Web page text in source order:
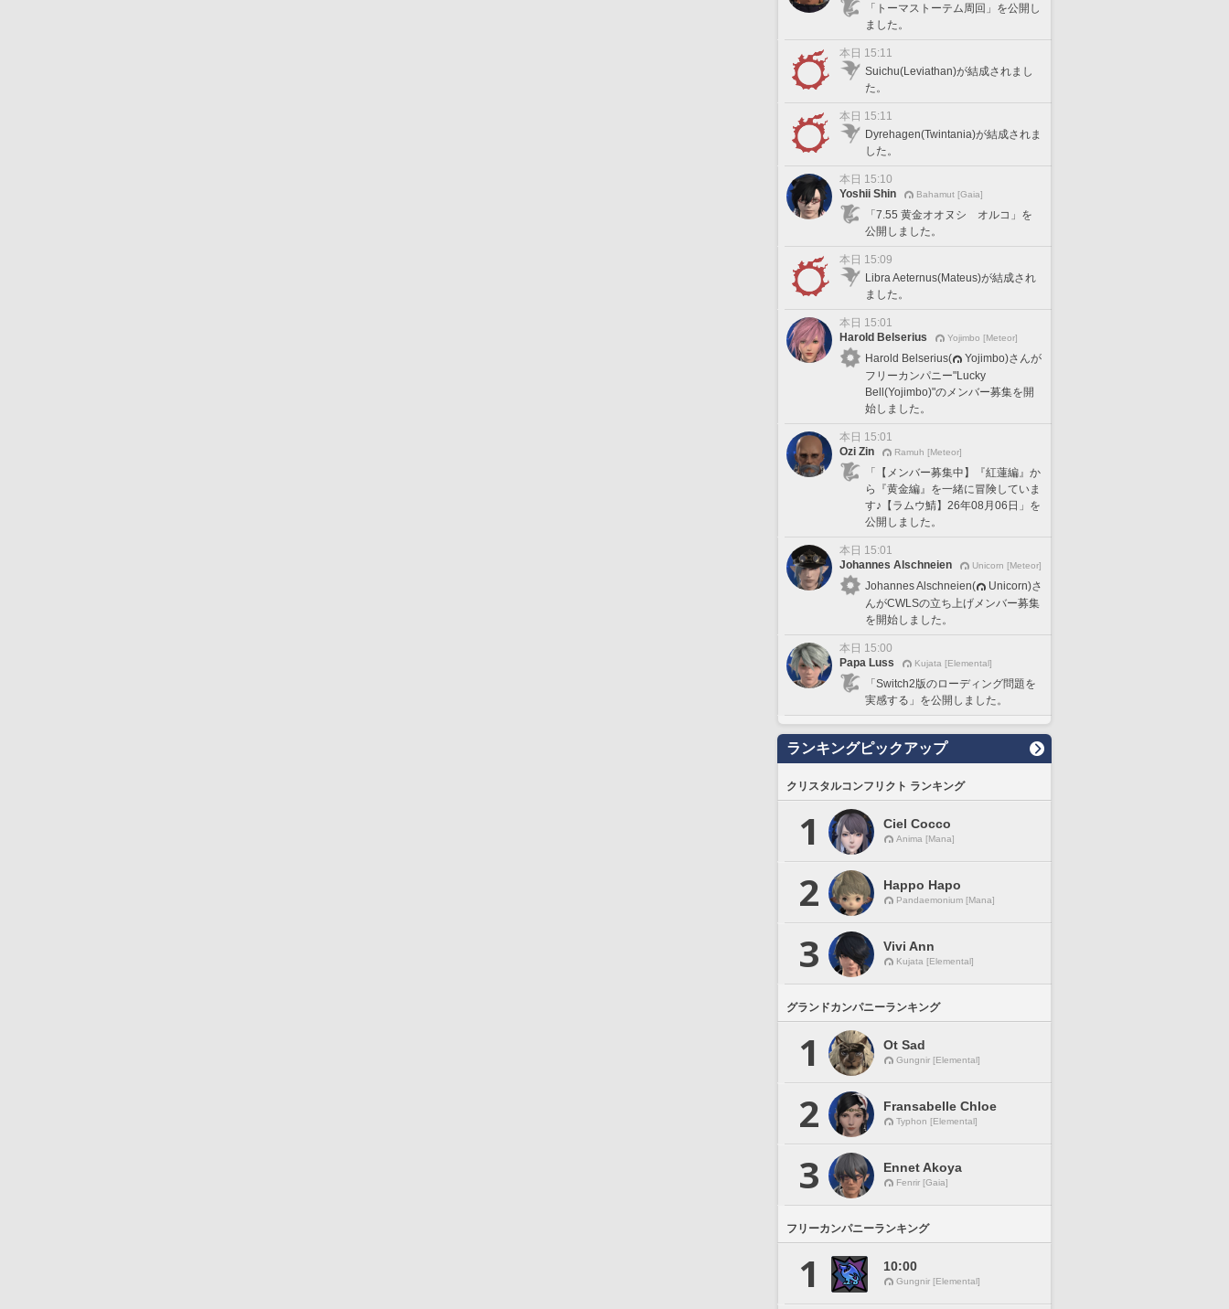
「トーマストーテム周回」を公開し
ました。
本日 15:11
Suichu(Leviathan)が結成されまし
た。
本日 15:11
Dyrehagen(Twintania)が結成されま
した。
本日 15:10
Yoshii Shin
Bahamut [Gaia]
「7.55 黄金オオヌシ オルコ」を
公開しました。
本日 15:09
Libra Aeternus(Mateus)が結成され
ました。
本日 15:01
Harold Belserius
Yojimbo [Meteor]
Harold Belserius(
Yojimbo)さんが
フリーカンパニー"Lucky
Bell(Yojimbo)"のメンバー募集を開
始しました。
本日 15:01
Ozi Zin
Ramuh [Meteor]
「【メンバー募集中】『紅蓮編』か
ら『黄金編』を一緒に冒険していま
す♪【ラムウ鯖】26年08月06日」を
公開しました。
本日 15:01
Johannes Alschneien
Unicorn [Meteor]
Johannes Alschneien(
Unicorn)さ
んがCWLSの立ち上げメンバー募集
を開始しました。
本日 15:00
Papa Luss
Kujata [Elemental]
「Switch2版のローディング問題を
実感する」を公開しました。
ランキングピックアップ
クリスタルコンフリクト ランキング
1 Ciel Cocco
Anima [Mana]
2 Happo Hapo
Pandaemonium [Mana]
3 Vivi Ann
Kujata [Elemental]
グランドカンパニーランキング
1 Ot Sad
Gungnir [Elemental]
2 Fransabelle Chloe
Typhon [Elemental]
3 Ennet Akoya
Fenrir [Gaia]
フリーカンパニーランキング
1 10:00
Gungnir [Elemental]